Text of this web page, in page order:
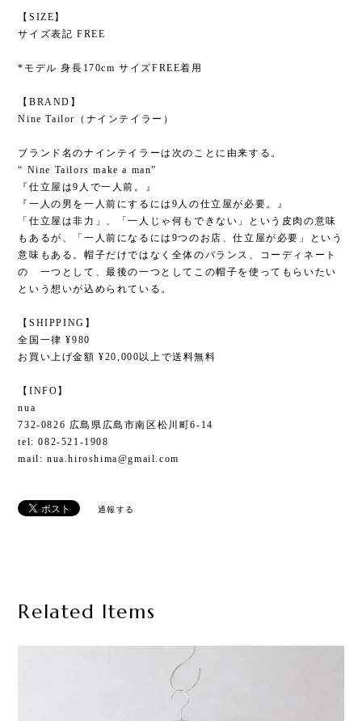
【SIZE】
サイズ表記 FREE
*モデル 身長170cm サイズFREE着用
【BRAND】
Nine Tailor（ナインテイラー）
ブランド名のナインテイラーは次のことに由来する。
“ Nine Tailors make a man”
『仕立屋は9人で一人前。』
『一人の男を一人前にするには9人の仕立屋が必要。』
「仕立屋は非力」、「一人じゃ何もできない」という皮肉の意味
もあるが、「一人前になるには9つのお店、仕立屋が必要」という
意味もある。帽子だけではなく全体のバランス、コーディネート
の 一つとして、最後の一つとしてこの帽子を使ってもらいたい
という想いが込められている。
【SHIPPING】
全国一律 ¥980
お買い上げ金額 ¥20,000以上で送料無料
【INFO】
nua
732-0826 広島県広島市南区松川町6-14
tel: 082-521-1908
mail: nua.hiroshima@gmail.com
通報する
Related Items